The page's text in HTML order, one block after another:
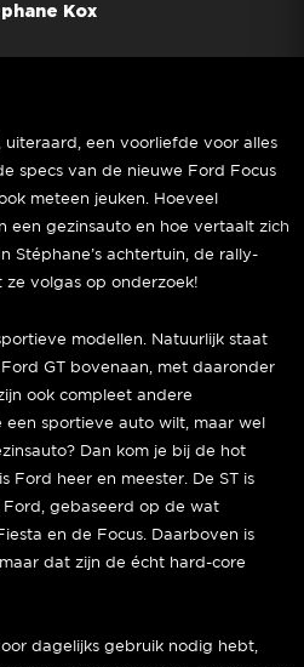
Kox
uiteraard, een voorliefde voor alles
specs van de nieuwe Ford Focus
meteen jeuken. Hoeveel
een gezinsauto en hoe vertaalt zich
Stéphane’s achtertuin, de rally-
volgas op onderzoek!
modellen. Natuurlijk staat
GT bovenaan, met daaronder
ook compleet andere
een sportieve auto wilt, maar wel
Dan kom je bij de hot
Ford heer en meester. De ST is
Ford, gebaseerd op de wat
en de Focus. Daarboven is
dat zijn de écht hard-core
dagelijks gebruik nodig hebt,